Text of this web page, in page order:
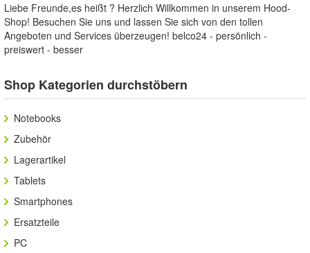
Liebe Freunde,es heißt ? Herzlich Willkommen in unserem Hood-
Shop! Besuchen Sie uns und lassen Sie sich von den tollen
Angeboten und Services überzeugen! belco24 - persönlich -
preiswert - besser
Shop Kategorien durchstöbern
Notebooks
Zubehör
Lagerartikel
Tablets
Smartphones
Ersatzteile
PC